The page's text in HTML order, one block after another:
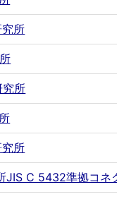
所
究所
所
JIS C 5432準拠コ